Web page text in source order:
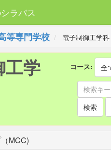
ラバス
等専門学校 電子制御工学科
工学 コース: 全
検索
MCC)